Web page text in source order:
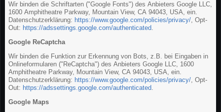
Wir binden die Schriftarten ("Google Fonts") des Anbieters Google LLC,
1600 Amphitheatre Parkway, Mountain View, CA 94043, USA, ein.
Datenschutzerklärung: https://www.google.com/policies/privacy/, Opt-
Out: https://adssettings.google.com/authenticated.
Google ReCaptcha
Wir binden die Funktion zur Erkennung von Bots, z.B. bei Eingaben in
Onlineformularen ("ReCaptcha") des Anbieters Google LLC, 1600
Amphitheatre Parkway, Mountain View, CA 94043, USA, ein.
Datenschutzerklärung: https://www.google.com/policies/privacy/, Opt-
Out: https://adssettings.google.com/authenticated.
Google Maps